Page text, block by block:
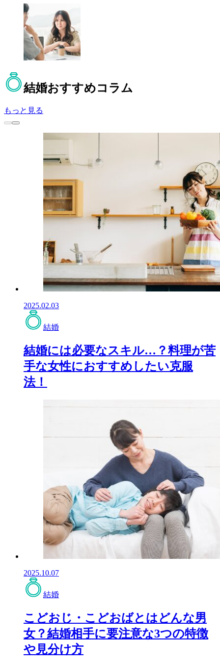
結婚おすすめコラム
もっと見る
2025.02.03
結婚
結婚には必要なスキル…？料理が苦
手な女性におすすめしたい克服
法！
2025.10.07
結婚
こどおじ・こどおばとはどんな男
女？結婚相手に要注意な3つの特徴
や見分け方